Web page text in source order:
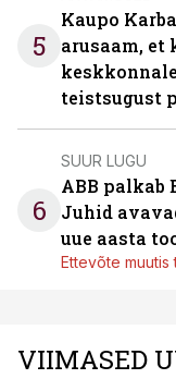
5
Kaupo
arusaam, et
teistsugust
6
SUUR LUGU
ABB palkab
Juhid
uue aasta
Ettevõte muutis
VIIMASED